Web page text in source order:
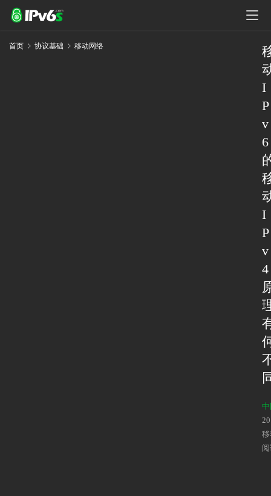
首页 协议基础 移动网络
I
P
v
6
I
P
v
4